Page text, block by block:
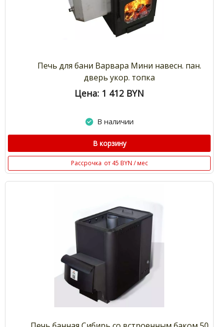
Печь для бани Варвара Мини навесн. пан.
дверь укор. топка
Цена: 1 412 BYN
В наличии
В корзину
Рассрочка от 45 BYN / мес